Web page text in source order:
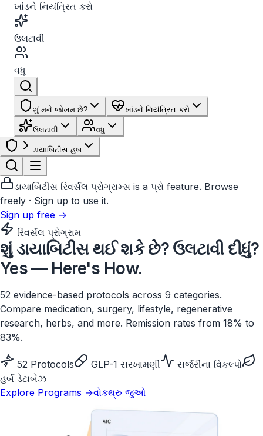
ખાંડને નિયંત્રિત કરો
ઉલટાવી
વધુ
શું મને જોખમ છે? ખાંડને નિયંત્રિત કરો
ઉલટાવી વધુ
ડાયાબિટીસ હબ
ડાયાબિટીસ રિવર્સલ પ્રોગ્રામ્સ is a પ્રો feature. Browse
freely · Sign up to use it.
Sign up free →
રિવર્સલ પ્રોગ્રામ
શું ડાયાબિટીસ થઈ શકે છે? ઉલટાવી દીધું?
Yes — Here's How.
52 evidence-based protocols across 9 categories.
Compare medication, surgery, lifestyle, regenerative
research, herbs, and more. Remission rates from 18% to
83%.
52 Protocols GLP-1 સરખામણી
સર્જરીના વિકલ્પો
હર્બ ડેટાબેઝ
Explore Programs →વોકથ્રુ જુઓ